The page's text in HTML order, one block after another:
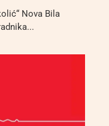
Nova Bila